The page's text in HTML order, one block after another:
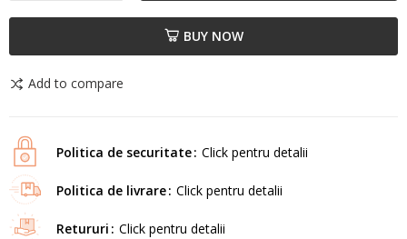
BUY NOW
Add to compare
Politica de securitate Click pentru detalii
Politica de livrare Click pentru detalii
Retururi Click pentru detalii